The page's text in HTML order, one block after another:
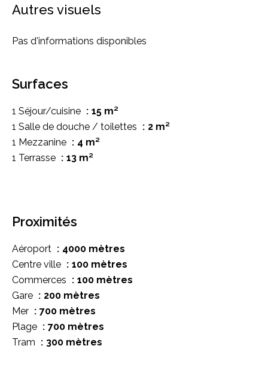
Autres visuels
Pas d'informations disponibles
Surfaces
1 Séjour/cuisine
15 m²
1 Salle de douche / toilettes
2 m²
1 Mezzanine
4 m²
1 Terrasse
13 m²
Proximités
Aéroport
4000 mètres
Centre ville
100 mètres
Commerces
100 mètres
Gare
200 mètres
Mer
700 mètres
Plage
700 mètres
Tram
300 mètres